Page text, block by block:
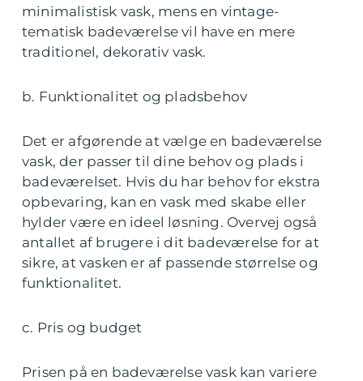
minimalistisk vask, mens en vintage-
tematisk badeværelse vil have en mere
traditionel, dekorativ vask.
b. Funktionalitet og pladsbehov
Det er afgørende at vælge en badeværelse
vask, der passer til dine behov og plads i
badeværelset. Hvis du har behov for ekstra
opbevaring, kan en vask med skabe eller
hylder være en ideel løsning. Overvej også
antallet af brugere i dit badeværelse for at
sikre, at vasken er af passende størrelse og
funktionalitet.
c. Pris og budget
Prisen på en badeværelse vask kan variere